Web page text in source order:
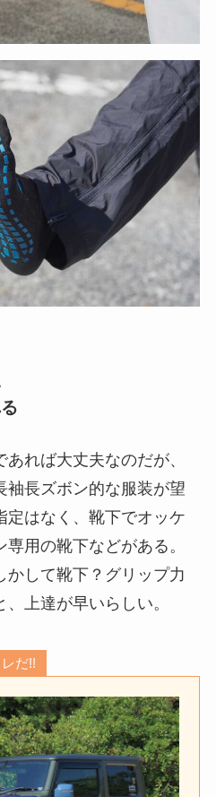
れば大丈夫なのだが、
袖長ズボン的な服装が望
定はなく、靴下でオッケ
用の靴下などがある。
かして靴下？グリップ力
上達が早いらしい。
だ!!